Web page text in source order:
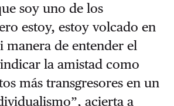
soy uno de los
estoy, estoy volcado en
de entender el
la amistad como
más transgresores en un
acierta a